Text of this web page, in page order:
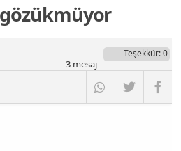
Teşekkür: 0
3mesaj